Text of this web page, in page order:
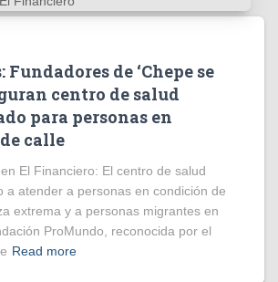
Fundadores de ‘Chepe se
centro de salud
para personas en
calle
El Financiero: El centro de salud
a atender a personas en condición de
extrema y a personas migrantes en
ProMundo, reconocida por el
Read more